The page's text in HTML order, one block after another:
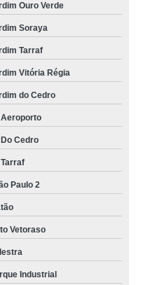
Ouro Verde
Soraya
Tarraf
Vitória Régia
do Cedro
Cedro
Paulo 2
Vetoraso
Industrial